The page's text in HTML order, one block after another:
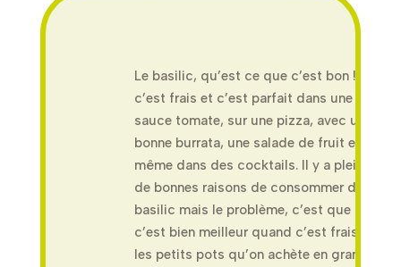
Le basilic, qu’est ce que c’est bon !
c’est frais et c’est parfait dans une
sauce tomate, sur une pizza, avec une
bonne burrata, une salade de fruit et
même dans des cocktails. Il y a pleins
de bonnes raisons de consommer du
basilic mais le problème, c’est que
c’est bien meilleur quand c’est frais, et
les petits pots qu’on achète en grande